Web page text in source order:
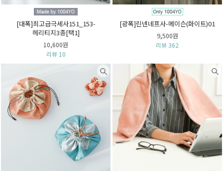
[대폭]최고급극세사151_153-
헤리티지3종[택1]
10,600원
리뷰 10
[광폭]린넨네프사-메이슨(화이트)01
9,500원
리뷰 362